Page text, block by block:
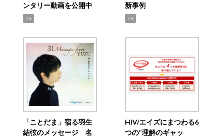
ンタリー動画を公開中
PR
新事例
PR
「ことだま」宿る羽生
結弦のメッセージ 名
HIV/エイズにまつわる6
つの“理解のギャッ